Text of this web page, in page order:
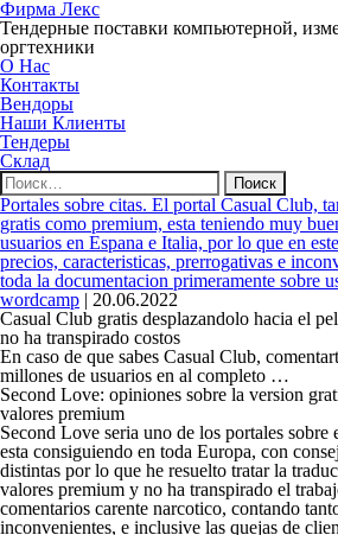
Фирма Лекс
Тендерные поставки компьютерной,
оргтехники
О Нас
Контакты
Вендоры
Наши Клиенты
Тендеры
Склад
Найти:
Portales sobre citas. El portal Casual Club,
gratis como premium, esta teniendo muy
usuarios en Espana e Italia, por lo que en
precios, caracteristicas, prerrogativas e
toda la documentacion primeramente sobre
wordcamp | 20.06.2022
Casual Club gratis desplazandolo hacia el
no ha transpirado costos
En caso de que sabes Casual Club,
millones de usuarios en al completo …
Second Love: opiniones sobre la version
valores premium
Second Love seri­a uno de los portales sobre
esta consiguiendo en toda Europa, con
distintas por lo que he resuelto tratar la
valores premium y no ha transpirado el
comentarios carente narcotico, contando
inconvenientes, e inclusive las quejas de